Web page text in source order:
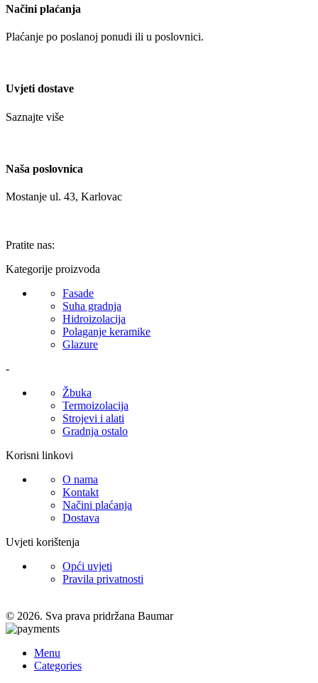
Načini plaćanja
Plaćanje po poslanoj ponudi ili u poslovnici.
Uvjeti dostave
Saznajte više
Naša poslovnica
Mostanje ul. 43, Karlovac
Pratite nas:
Kategorije proizvoda
Fasade
Suha gradnja
Hidroizolacija
Polaganje keramike
Glazure
-
Žbuka
Termoizolacija
Strojevi i alati
Gradnja ostalo
Korisni linkovi
O nama
Kontakt
Načini plaćanja
Dostava
Uvjeti korištenja
Opći uvjeti
Pravila privatnosti
© 2026. Sva prava pridržana Baumar
Menu
Categories